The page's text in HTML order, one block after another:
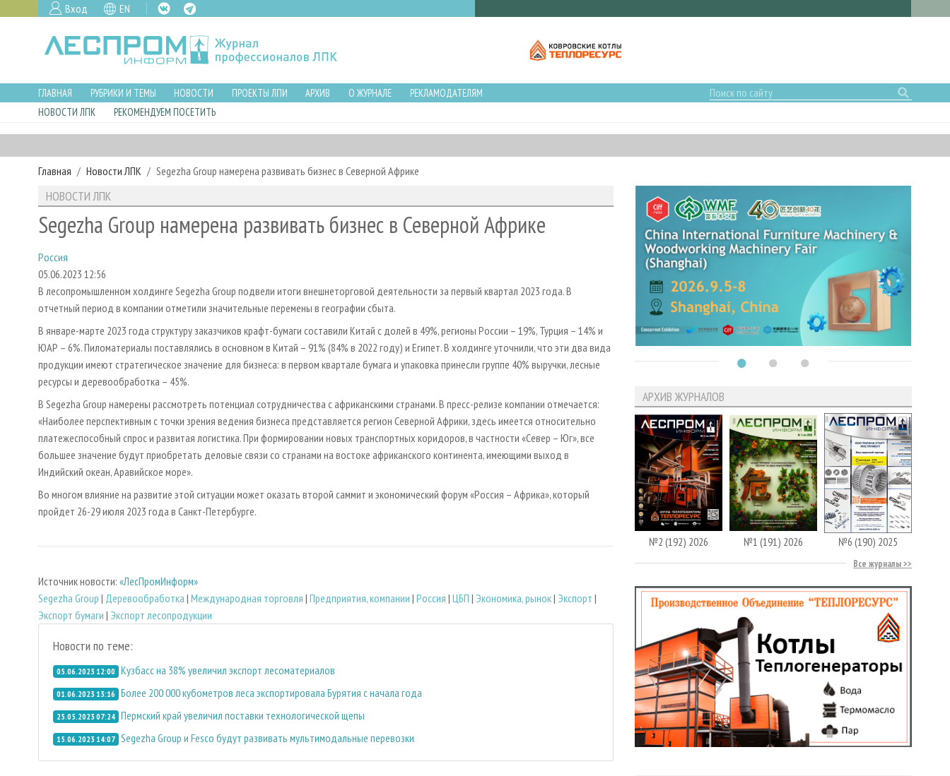
Вход EN
ГЛАВНАЯ РУБРИКИ И ТЕМЫ НОВОСТИ ПРОЕКТЫ ЛПИ АРХИВ О ЖУРНАЛЕ
РЕКЛАМОДАТЕЛЯМ
НОВОСТИ ЛПК
РЕКОМЕНДУЕМ ПОСЕТИТЬ
Главная Новости ЛПК Segezha Group намерена развивать бизнес в Северной Африке
НОВОСТИ ЛПК
Segezha Group намерена развивать бизнес в Северной Африке
Россия
05.06.2023 12:56
В лесопромышленном холдинге Segezha Group подвели итоги внешнеторговой деятельности за первый квартал 2023 года. В
отчетный период в компании отметили значительные перемены в географии сбыта.
В январе-марте 2023 года структуру заказчиков крафт-бумаги составили Китай с долей в 49%, регионы России – 19%, Турция – 14% и
ЮАР – 6%. Пиломатериалы поставлялись в основном в Китай – 91% (84% в 2022 году) и Египет. В холдинге уточнили, что эти два вида
продукции имеют стратегическое значение для бизнеса: в первом квартале бумага и упаковка принесли группе 40% выручки, лесные
ресурсы и деревообработка – 45%.
В Segezha Group намерены рассмотреть потенциал сотрудничества с африканскими странами. В пресс-релизе компании отмечается:
«Наиболее перспективным с точки зрения ведения бизнеса представляется регион Северной Африки, здесь имеется относительно
платежеспособный спрос и развитая логистика. При формировании новых транспортных коридоров, в частности «Север – Юг», все
большее значение будут приобретать деловые связи со странами на востоке африканского континента, имеющими выход в
Индийский океан, Аравийское море».
Во многом влияние на развитие этой ситуации может оказать второй саммит и экономический форум «Россия – Африка», который
пройдет 26-29 июля 2023 года в Санкт-Петербурге.
Источник новости: «ЛесПромИнформ»
Segezha Group | Деревообработка | Международная торговля | Предприятия, компании | Россия | ЦБП | Экономика, рынок| Экспорт |
Экспорт бумаги | Экспорт лесопродукции
Новости по теме:
05.06.2023 12:00 Кузбасс на 38% увеличил экспорт лесоматериалов
01.06.2023 13:16 Более 200 000 кубометров леса экспортировала Бурятия с начала года
25.05.2023 07:24 Пермский край увеличил поставки технологической щепы
15.06.2023 14:07 Segezha Group и Fesco будут развивать мультимодальные перевозки
АРХИВ ЖУРНАЛОВ
№2 (192) 2026 №1 (191) 2026 №6 (190) 2025
Все журналы